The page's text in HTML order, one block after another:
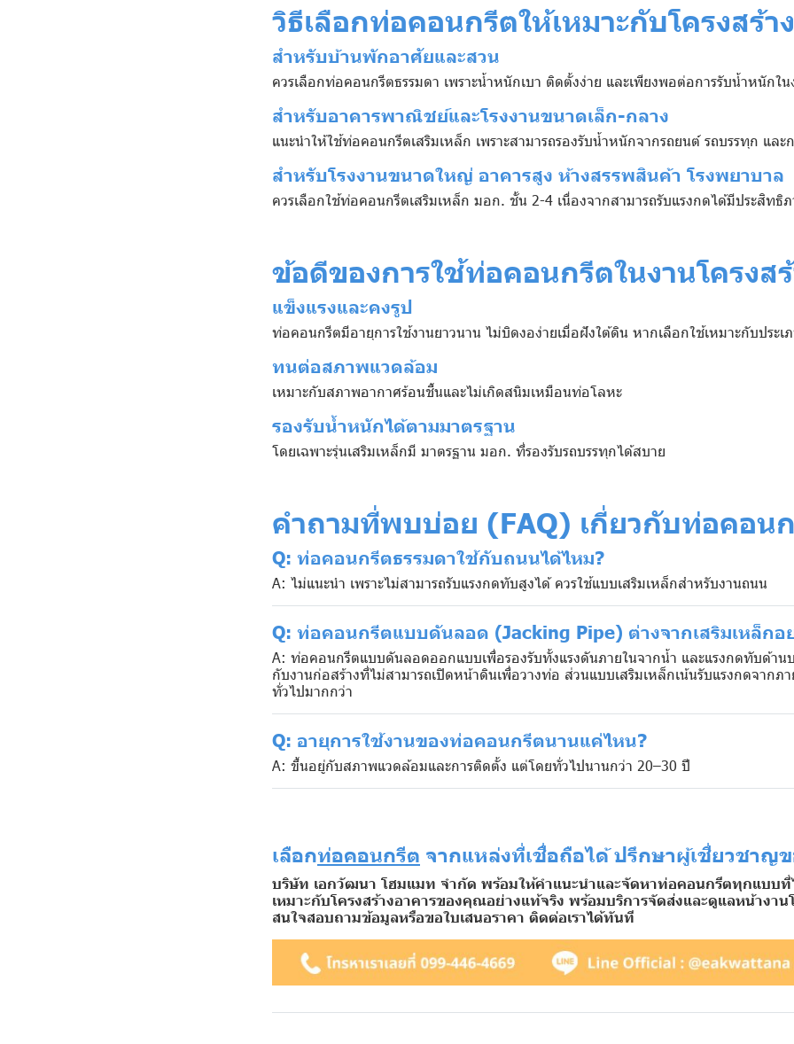
วิธีเลือกท่อคอนกรีตให้เหมาะกับโครงสร้า
สำหรับบ้านพักอาศัยและสวน
ควรเลือกท่อคอนกรีตธรรมดา เพราะน้ำหนักเบา ติดตั้งง่าย และเพียงพอต่อการรับน้ำหนักใ
สำหรับอาคารพาณิชย์และโรงงานขนาดเล็ก-กลาง
แนะนำให้ใช้ท่อคอนกรีตเสริมเหล็ก เพราะสามารถรองรับน้ำหนักจากรถยนต์ รถบรรทุก แล
สำหรับโรงงานขนาดใหญ่ อาคารสูง ห้างสรรพสินค้า โรงพยาบาล
ควรเลือกใช้ท่อคอนกรีตเสริมเหล็ก มอก. ชั้น 2-4 เนื่องจากสามารถรับแรงกดได้มีประสิทธิ
ข้อดีของการใช้ท่อคอนกรีตในงานโครงส
แข็งแรงและคงรูป
ท่อคอนกรีตมีอายุการใช้งานยาวนาน ไม่บิดงอง่ายเมื่อฝังใต้ดิน หากเลือกใช้เหมาะกับประเ
ทนต่อสภาพแวดล้อม
เหมาะกับสภาพอากาศร้อนชื้นและไม่เกิดสนิมเหมือนท่อโลหะ
รองรับน้ำหนักได้ตามมาตรฐาน
โดยเฉพาะรุ่นเสริมเหล็กมี มาตรฐาน มอก. ที่รองรับรถบรรทุกได้สบาย
คำถามที่พบบ่อย (FAQ) เกี่ยวกับท่อคอน
Q: ท่อคอนกรีตธรรมดาใช้กับถนนได้ไหม?
A: ไม่แนะนำ เพราะไม่สามารถรับแรงกดทับสูงได้ ควรใช้แบบเสริมเหล็กสำหรับงานถนน
Q: ท่อคอนกรีตแบบดันลอด (Jacking Pipe) ต่างจากเสริมเหล็กอ
A: ท่อคอนกรีตแบบดันลอดออกแบบเพื่อรองรับทั้งแรงดันภายในจากน้ำ และแรงกดทับด้าน
กับงานก่อสร้างที่ไม่สามารถเปิดหน้าดินเพื่อวางท่อ ส่วนแบบเสริมเหล็กเน้นรับแรงกดจากภ
ทั่วไปมากกว่า
Q: อายุการใช้งานของท่อคอนกรีตนานแค่ไหน?
A: ขึ้นอยู่กับสภาพแวดล้อมและการติดตั้ง แต่โดยทั่วไปนานกว่า 20–30 ปี
เลือกท่อคอนกรีต จากแหล่งที่เชื่อถือได้ ปรึกษาผู้เชี่ยวชาญข
บริษัท เอกวัฒนา โฮมแมท จำกัด พร้อมให้คำแนะนำและจัดหาท่อคอนกรีตทุกแบบที่
เหมาะกับโครงสร้างอาคารของคุณอย่างแท้จริง พร้อมบริการจัดส่งและดูแลหน้างา
สนใจสอบถามข้อมูลหรือขอใบเสนอราคา ติดต่อเราได้ทันที